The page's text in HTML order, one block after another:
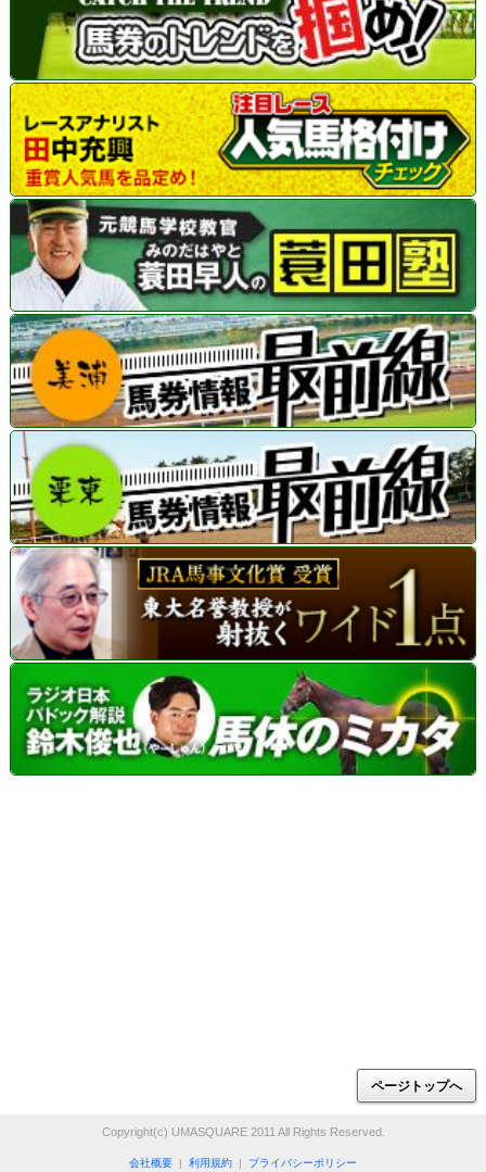
ページトップへ
Copyright(c) UMASQUARE 2011 All Rights Reserved.
会社概要 | 利用規約 | プライバシーポリシー